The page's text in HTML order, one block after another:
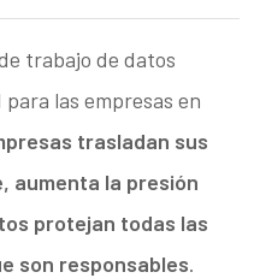
trabajo de datos
las empresas en
trasladan sus
aumenta la presión
protejan todas las
son responsables.